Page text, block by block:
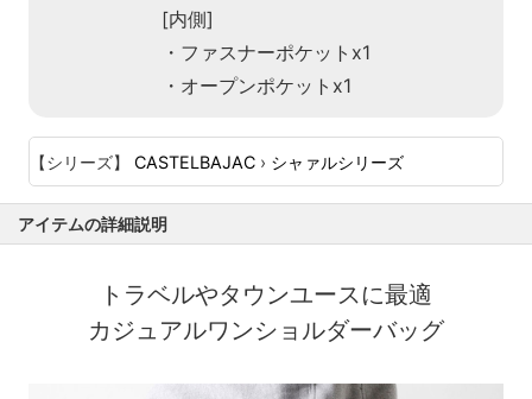
[内側]
・ファスナーポケットx1
・オープンポケットx1
【シリーズ】 CASTELBAJAC › シャァルシリーズ
アイテムの詳細説明
トラベルやタウンユースに最適
カジュアルワンショルダーバッグ